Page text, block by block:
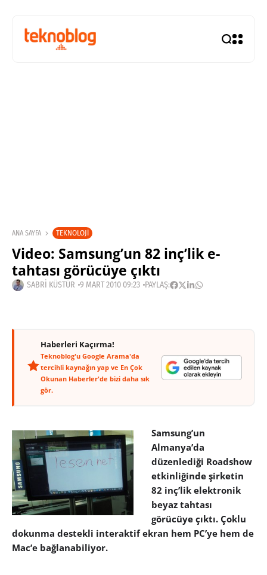
ANA SAYFA TEKNOLOJI
Video: Samsung’un 82 inç’lik e-
tahtası görücüye çıktı
SABRI KÜSTÜR 9 MART 2010 09:23 PAYLAŞ:
Haberleri Kaçırma!
Teknoblog'u Google Arama'da
tercihli kaynağın yap ve En Çok
Okunan Haberler'de bizi daha sık
gör.
Samsung’un
Almanya’da
düzenlediği Roadshow
etkinliğinde şirketin
82 inç’lik elektronik
beyaz tahtası
görücüye çıktı. Çoklu
dokunma destekli interaktif ekran hem PC’ye hem de
Mac’e bağlanabiliyor.